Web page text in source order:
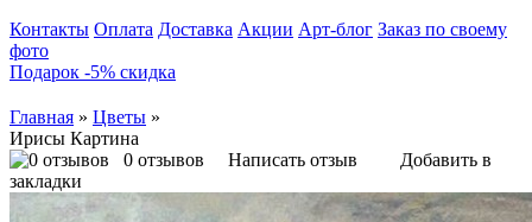
Контакты Оплата Доставка Акции Арт-блог Заказ по своему
фото
Подарок -5% скидка
Главная » Цветы »
Ирисы Картина
0 отзывов
Написать отзыв
Добавить в
закладки